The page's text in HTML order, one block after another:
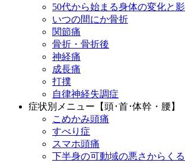
50代から始まる身体の変化と
いつの間にか骨折
関節痛
骨折・骨折後
神経痛
成長痛
打撲
自律神経失調症
症状別メニュー【頭･首･体幹・腰】
こめかみ頭痛
すべり症
スマホ頭痛
下半身の可動域の悪さからく